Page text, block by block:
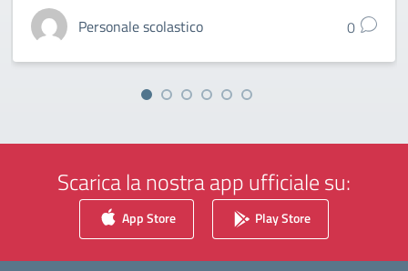
Personale scolastico 0
Scarica la nostra app ufficiale su:
App Store Play Store